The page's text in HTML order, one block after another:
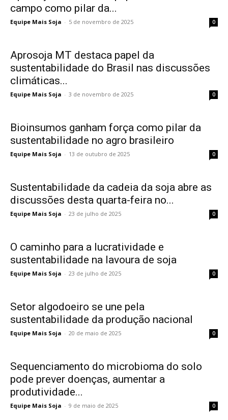
campo como pilar da...
Equipe Mais Soja - 5 de novembro de 2025 0
Aprosoja MT destaca papel da
sustentabilidade do Brasil nas discussões
climáticas...
Equipe Mais Soja - 3 de novembro de 2025 0
Bioinsumos ganham força como pilar da
sustentabilidade no agro brasileiro
Equipe Mais Soja - 13 de outubro de 2025 0
Sustentabilidade da cadeia da soja abre as
discussões desta quarta-feira no...
Equipe Mais Soja - 23 de julho de 2025 0
O caminho para a lucratividade e
sustentabilidade na lavoura de soja
Equipe Mais Soja - 23 de julho de 2025 0
Setor algodoeiro se une pela
sustentabilidade da produção nacional
Equipe Mais Soja - 20 de maio de 2025 0
Sequenciamento do microbioma do solo
pode prever doenças, aumentar a
produtividade...
Equipe Mais Soja - 9 de maio de 2025 0